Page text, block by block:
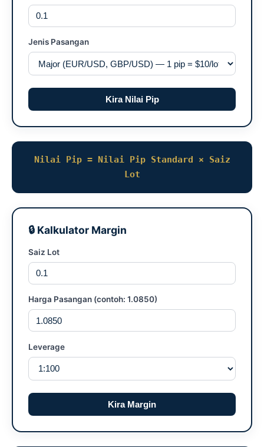
Jenis Pasangan
Kira Nilai Pip
Nilai Pip = Nilai Pip Standard × Saiz
Lot
🔒 Kalkulator Margin
Saiz Lot
Harga Pasangan (contoh: 1.0850)
Leverage
Kira Margin